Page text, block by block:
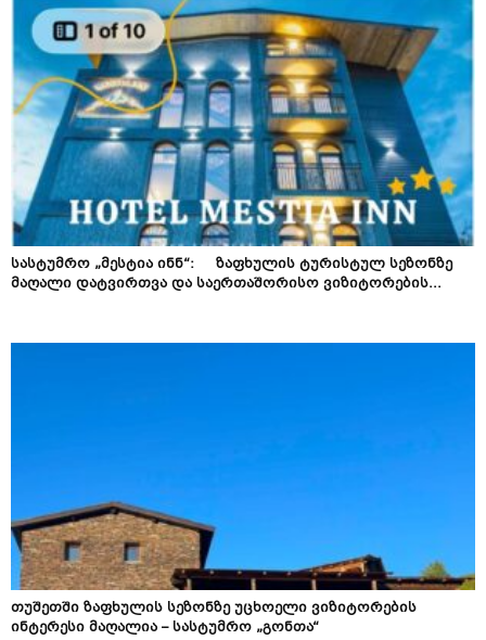
სასტუმრო „მესტია ინნ“: ზაფხულის ტურისტულ სეზონზე
მაღალი დატვირთვა და საერთაშორისო ვიზიტორების...
თუშეთში ზაფხულის სეზონზე უცხოელი ვიზიტორების
ინტერესი მაღალია – სასტუმრო „გონთა“